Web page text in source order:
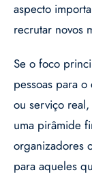
aspecto
recrutar novos
Se o foco
pessoas para
ou serviço
uma pirâmide
organizadores
para aqueles